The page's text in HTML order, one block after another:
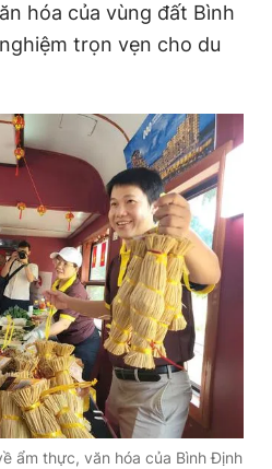
hóa của vùng đất Bình
trọn vẹn cho du
ẩm thực, văn hóa của Bình Định